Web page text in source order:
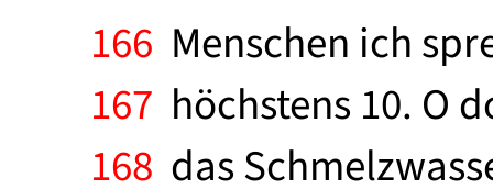
166 Menschen ich
167 höchstens 10. O
168 das